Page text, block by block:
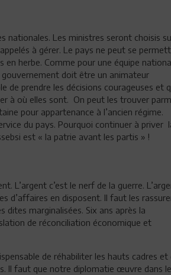
nationales. Les ministres seront choisis
à gérer. Le pays ne peut se
en herbe. Comme pour une équipe
doit être un animateur
de prendre les décisions courageuses et
à où elles sont. On peut les trouver
pour appartenance à l’ancien régime.
du pays. Pourquoi continuer à priver
est « la patrie avant les partis » !
L’argent c’est le nerf de la guerre.
d’affaires en disposent. Il faut les
dites marginalisées. Six ans après la
de réconciliation économique et
de réhabiliter les hauts cadres et
Il faut que notre diplomatie œuvre dans